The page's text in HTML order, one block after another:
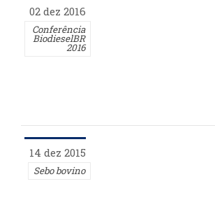
02 dez 2016
Conferência
BiodieselBR
2016
14 dez 2015
Sebo bovino